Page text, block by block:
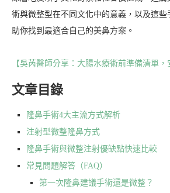
術與微整型在不同文化中的意義，以及這些
助你找到最適合自己的美鼻方案。
【吳芮醫師分享：大腸水療術前準備清單，
文章目錄
隆鼻手術4大主流方式解析
注射型微整隆鼻方式
隆鼻手術與微整注射優缺點快速比較
常見問題解答（FAQ）
第一次隆鼻建議手術還是微整？